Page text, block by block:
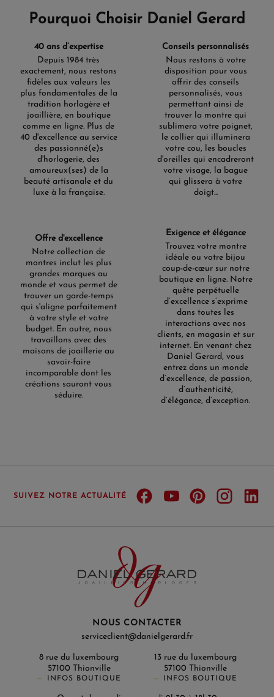
Pourquoi Choisir Daniel Gerard
40 ans d’expertise
Depuis 1984 très
exactement, nous restons
fidèles aux valeurs les
plus fondamentales de la
tradition horlogère et
joaillière, en boutique
comme en ligne. Plus de
40 d'excellence au service
des passionné(e)s
d'horlogerie, des
amoureux(ses) de la
beauté artisanale et du
luxe à la française.
Conseils personnalisés
Nous restons à votre
disposition pour vous
offrir des conseils
personnalisés, vous
permettant ainsi de
trouver la montre qui
sublimera votre poignet,
le collier qui illuminera
votre cou, les boucles
d'oreilles qui encadreront
votre visage, la bague
qui glissera à votre
doigt...
Offre d'excellence
Notre collection de
montres inclut les plus
grandes marques au
monde et vous permet de
trouver un garde-temps
qui s'aligne parfaitement
à votre style et votre
budget. En outre, nous
travaillons avec des
maisons de joaillerie au
savoir-faire
incomparable dont les
créations sauront vous
séduire.
Exigence et élégance
Trouvez votre montre
idéale ou votre bijou
coup-de-cœur sur notre
boutique en ligne. Notre
quête perpétuelle
d’excellence s’exprime
dans toutes les
interactions avec nos
clients, en magasin et sur
internet. En venant chez
Daniel Gerard, vous
entrez dans un monde
d’excellence, de passion,
d’authenticité,
d’élégance, d’exception.
SUIVEZ NOTRE ACTUALITÉ
NOUS CONTACTER
serviceclient@danielgerard.fr
8 rue du luxembourg
57100 Thionville
INFOS BOUTIQUE
13 rue du luxembourg
57100 Thionville
INFOS BOUTIQUE